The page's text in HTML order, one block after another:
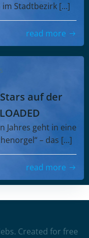
Stadtbezirk […]
read more
auf der
Jahres geht in eine
– das […]
read more
Created for free